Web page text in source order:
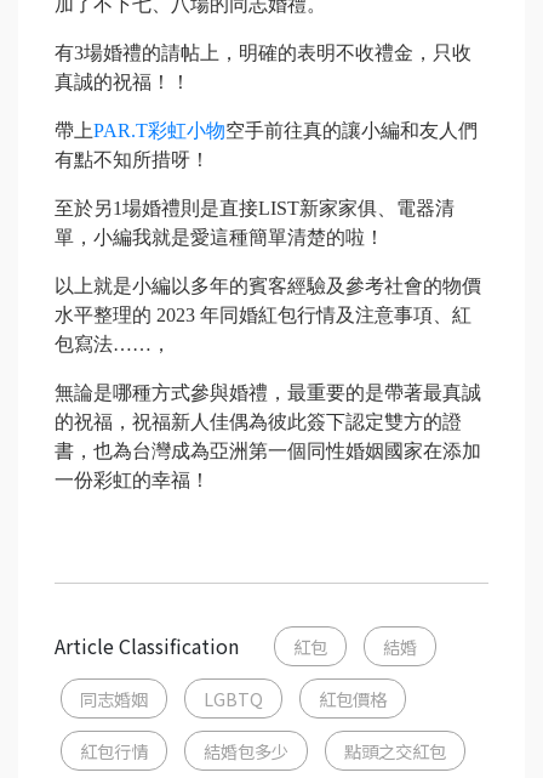
加了不下七、八場的同志婚禮。
有3場婚禮的請帖上，明確的表明不收禮金，只收
真誠的祝福！！
帶上PAR.T彩虹小物空手前往真的讓小編和友人們
有點不知所措呀！
至於另1場婚禮則是直接LIST新家家俱、電器清
單，小編我就是愛這種簡單清楚的啦！
以上就是小編以多年的賓客經驗及參考社會的物價
水平整理的 2023 年同婚紅包行情及注意事項、紅
包寫法……，
無論是哪種方式參與婚禮，最重要的是帶著最真誠
的祝福，祝福新人佳偶為彼此簽下認定雙方的證
書，也為台灣成為亞洲第一個同性婚姻國家在添加
一份彩虹的幸福！
Article Classification 紅包 結婚
同志婚姻 LGBTQ 紅包價格
紅包行情 結婚包多少 點頭之交紅包